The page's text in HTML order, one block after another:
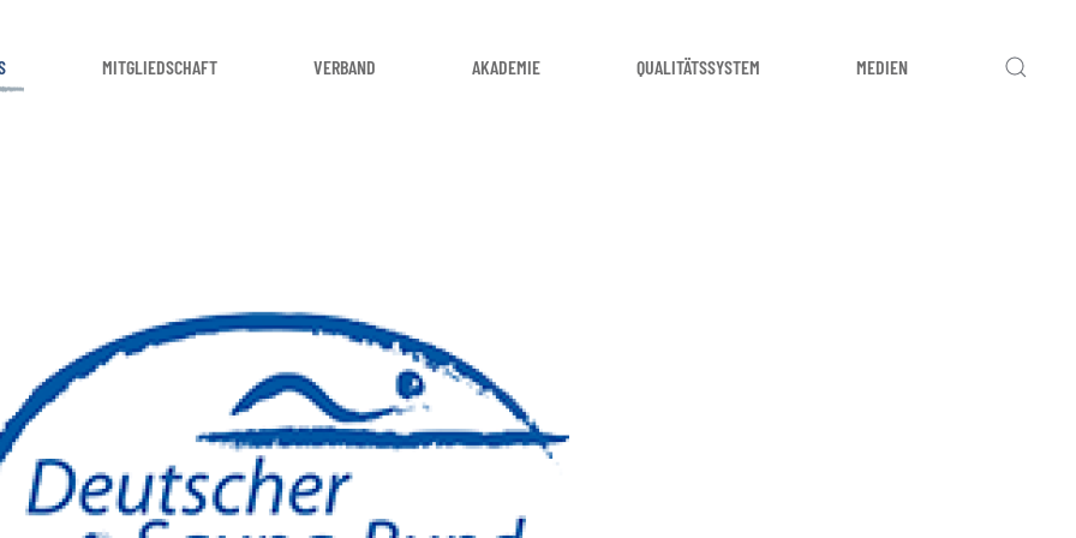
MITGLIEDSCHAFT VERBAND AKADEMIE QUALITÄTSSYSTEM MEDIEN